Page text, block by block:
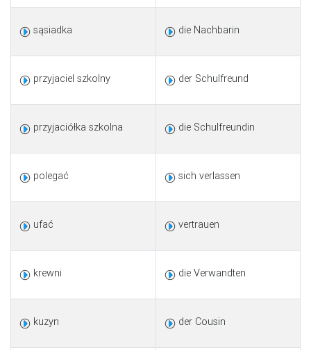
sąsiadka die Nachbarin
przyjaciel szkolny der Schulfreund
przyjaciółka szkolna die Schulfreundin
polegać sich verlassen
ufać vertrauen
krewni die Verwandten
kuzyn der Cousin